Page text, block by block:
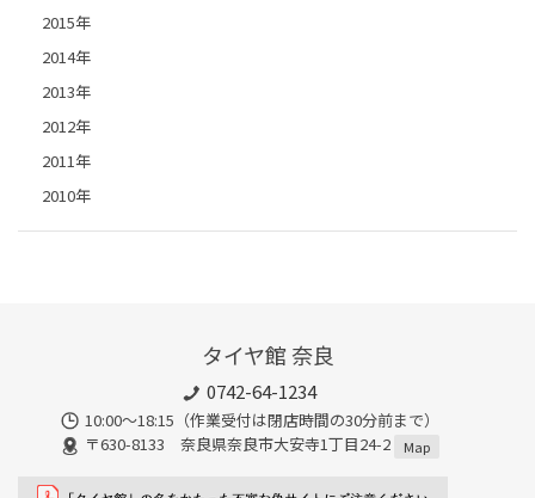
2015年
2014年
2013年
2012年
2011年
2010年
タイヤ館 奈良
0742-64-1234
10:00～18:15（作業受付は閉店時間の30分前まで）
〒630-8133 奈良県奈良市大安寺1丁目24-2
Map